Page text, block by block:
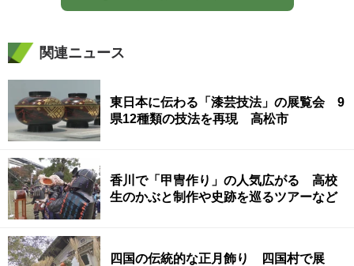
関連ニュース
東日本に伝わる「漆芸技法」の展覧会 9
県12種類の技法を再現 高松市
香川で「甲冑作り」の人気広がる 高校
生のかぶと制作や史跡を巡るツアーなど
四国の伝統的な正月飾り 四国村で展